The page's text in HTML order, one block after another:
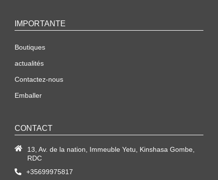
IMPORTANTE
Boutiques
actualités
Contactez-nous
Emballer
CONTACT
13, Av. de la nation, Immeuble Yetu, Kinshasa Gombe,
RDC
+35699975817